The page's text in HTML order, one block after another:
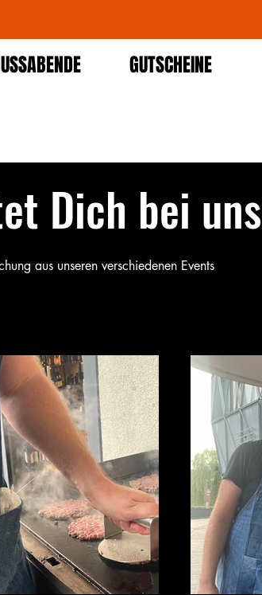
GUTSCHEINE
Dich bei uns
aus unseren verschiedenen Events